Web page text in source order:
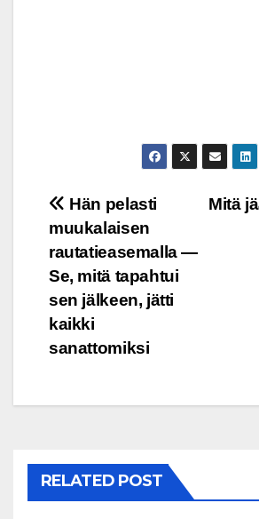
Post
navigation
Mitä
Hän pelasti
muukalaisen
rautatieasemalla —
Se, mitä tapahtui
sen jälkeen, jätti
kaikki
sanattomiksi
RELATED POST